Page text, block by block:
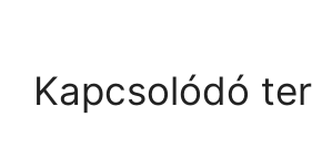
Kapcsolódó